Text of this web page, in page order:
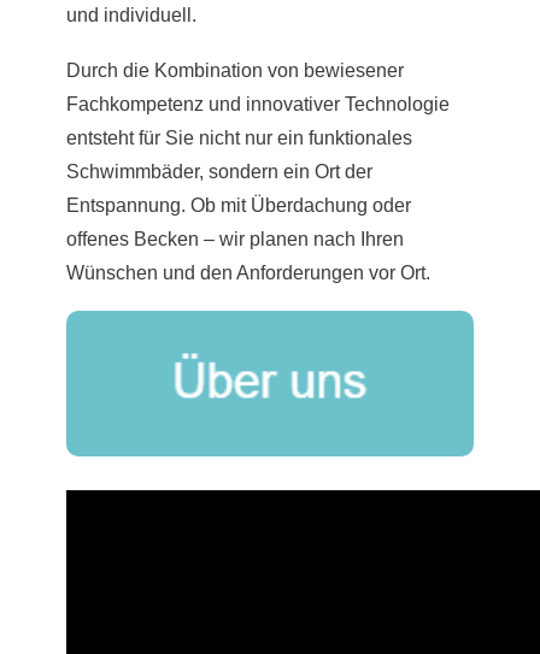
und individuell.
Durch die Kombination von bewiesener
Fachkompetenz und innovativer Technologie
entsteht für Sie nicht nur ein funktionales
Schwimmbäder, sondern ein Ort der
Entspannung. Ob mit Überdachung oder
offenes Becken – wir planen nach Ihren
Wünschen und den Anforderungen vor Ort.